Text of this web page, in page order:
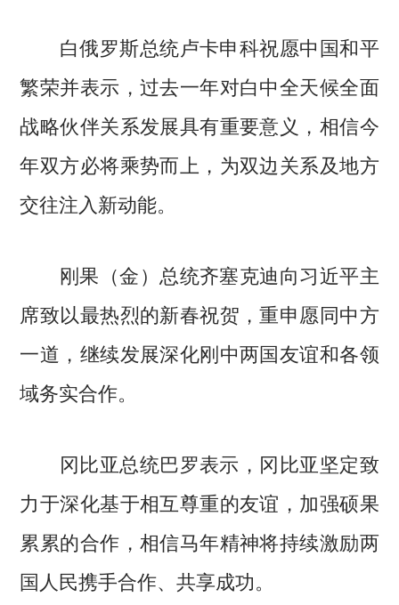
白俄罗斯总统卢卡申科祝愿中国和平
繁荣并表示，过去一年对白中全天候全面
战略伙伴关系发展具有重要意义，相信今
年双方必将乘势而上，为双边关系及地方
交往注入新动能。
刚果（金）总统齐塞克迪向习近平主
席致以最热烈的新春祝贺，重申愿同中方
一道，继续发展深化刚中两国友谊和各领
域务实合作。
冈比亚总统巴罗表示，冈比亚坚定致
力于深化基于相互尊重的友谊，加强硕果
累累的合作，相信马年精神将持续激励两
国人民携手合作、共享成功。